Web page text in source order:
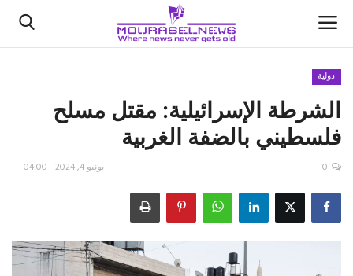
الأخبار
كتّابنا
اقتصاد
علوم وتكنولوجيا
دولية
الشرطة الإسرائيلية: مقتل مسلح
فلسطيني بالضفة الغربية
يونيو 4, 2024 - 04:00 0